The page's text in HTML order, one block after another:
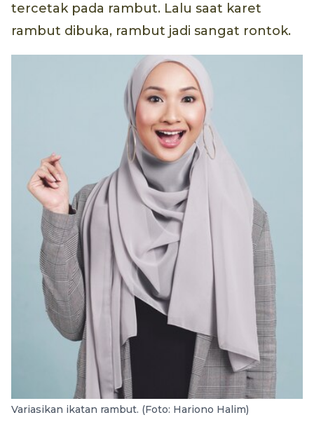
tercetak pada rambut. Lalu saat karet
rambut dibuka, rambut jadi sangat rontok.
Variasikan ikatan rambut. (Foto: Hariono Halim)